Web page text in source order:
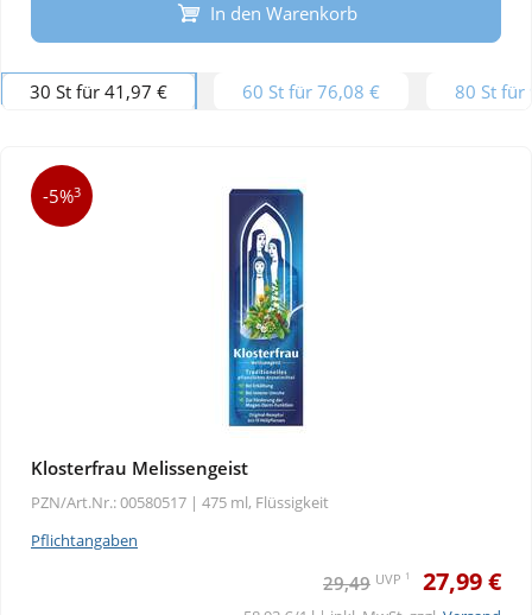
In den Warenkorb
30 St für 41,97 € 60 St für 76,08 € 80 St für
-5%3
Klosterfrau Melissengeist
PZN/Art.Nr.: 00580517 | 475 ml, Flüssigkeit
Pflichtangaben
29,49 UVP 1 27,99 €